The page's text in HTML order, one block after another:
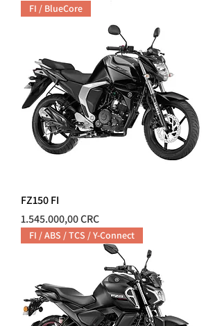
FI / BlueCore
FZ150 FI
Precio
1.545.000,00 CRC
FI / ABS / TCS / Y-Connect